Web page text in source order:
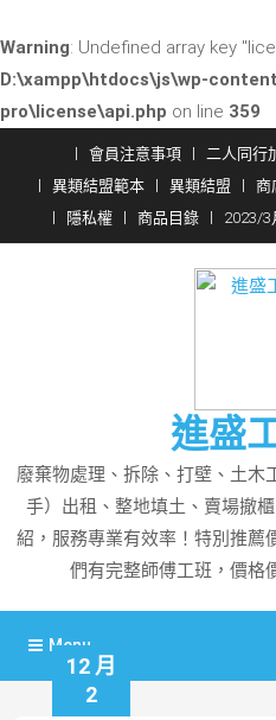
Warning: Undefined array key
D:\xampp\htdocs\js\wp-
pro\license\api.php on line 359
content
會員注意事項 二人同行
異類結盟範本
異類結盟 商
隱私權
商品目錄 2023/3
進盛
廢棄物處理、拆除、打壁、土木
手）出租、整地填土、賣場撤
紹，服務專業有效率！特別推薦
們有完整師傅工班，價格
Menu
12 月
2